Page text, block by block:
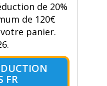
de 20%
de 120€
panier.
FR